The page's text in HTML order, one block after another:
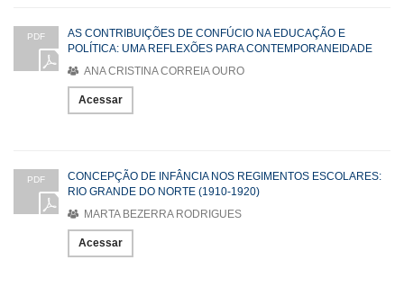
PDF
AS CONTRIBUIÇÕES DE CONFÚCIO NA EDUCAÇÃO E
POLÍTICA: UMA REFLEXÕES PARA CONTEMPORANEIDADE
ANA CRISTINA CORREIA OURO
Acessar
PDF
CONCEPÇÃO DE INFÂNCIA NOS REGIMENTOS ESCOLARES:
RIO GRANDE DO NORTE (1910-1920)
MARTA BEZERRA RODRIGUES
Acessar